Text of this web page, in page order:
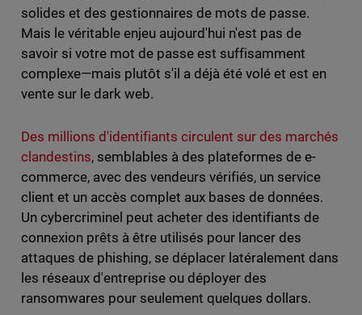
solides et des gestionnaires de mots de passe.
Mais le véritable enjeu aujourd'hui n'est pas de
savoir si votre mot de passe est suffisamment
complexe—mais plutôt s'il a déjà été volé et est en
vente sur le dark web.
Des millions d'identifiants circulent sur des marchés
clandestins, semblables à des plateformes de e-
commerce, avec des vendeurs vérifiés, un service
client et un accès complet aux bases de données.
Un cybercriminel peut acheter des identifiants de
connexion prêts à être utilisés pour lancer des
attaques de phishing, se déplacer latéralement dans
les réseaux d'entreprise ou déployer des
ransomwares pour seulement quelques dollars.